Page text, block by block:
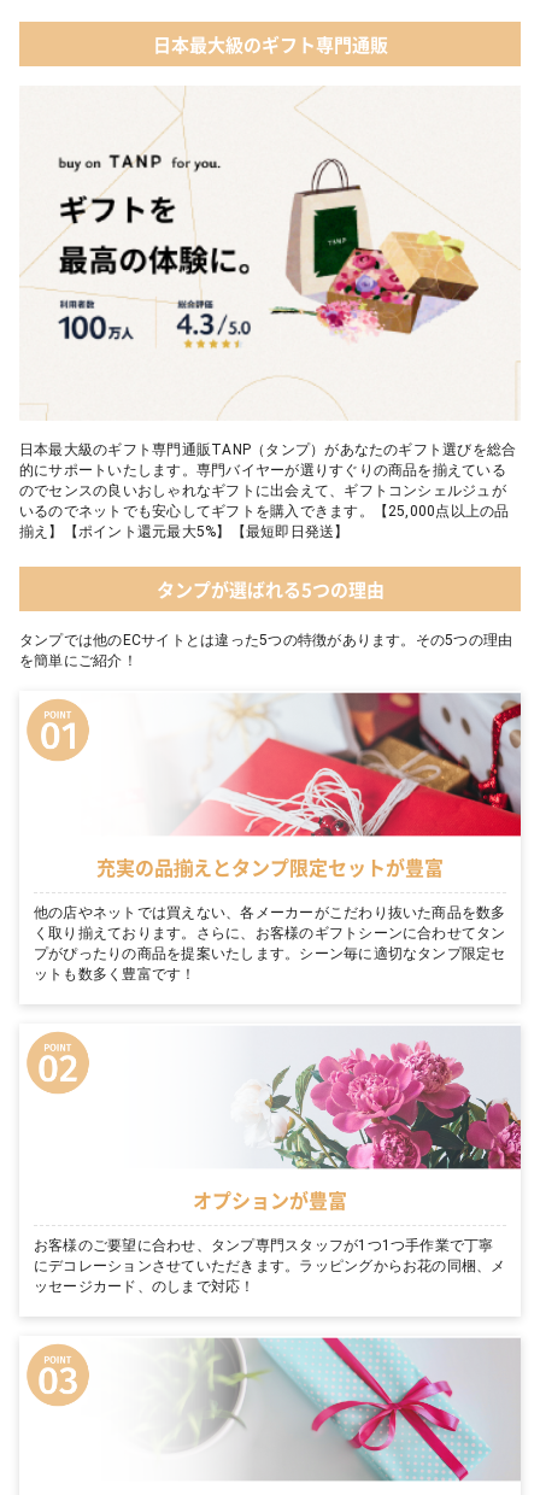
04 メイクアップ
05 入浴剤・バスケア
03 【名入れギフト】フラワーティントリップ［日本限定ピンクゴ
ールドパッケージ］
04 FLOWERiUM®︎ Christmas toilette（フラワリウム クリスマス
05 2人のための体験カタログ FOR2ギフト（GREEN）
日本最大級のギフト専門通販
日本最大級のギフト専門通販TANP（タンプ）があなたのギフト選びを総合
的にサポートいたします。専門バイヤーが選りすぐりの商品を揃えている
のでセンスの良いおしゃれなギフトに出会えて、ギフトコンシェルジュが
いるのでネットでも安心してギフトを購入できます。【25,000点以上の品
揃え】【ポイント還元最大5%】【最短即日発送】
タンプが選ばれる5つの理由
タンプでは他のECサイトとは違った5つの特徴があります。その5つの理由
を簡単にご紹介！
充実の品揃えとタンプ限定セットが豊富
他の店やネットでは買えない、各メーカーがこだわり抜いた商品を数多
く取り揃えております。さらに、お客様のギフトシーンに合わせてタン
プがぴったりの商品を提案いたします。シーン毎に適切なタンプ限定セ
ットも数多く豊富です！
オプションが豊富
お客様のご要望に合わせ、タンプ専門スタッフが1つ1つ手作業で丁寧
にデコレーションさせていただきます。ラッピングからお花の同梱、メ
ッセージカード、のしまで対応！